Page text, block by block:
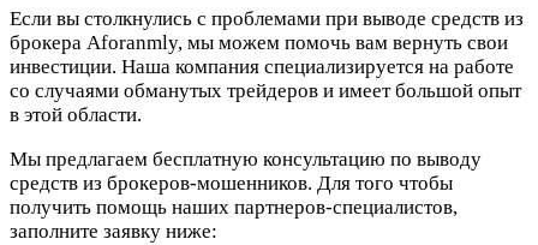
Если вы столкнулись с проблемами при выводе средств из
брокера Aforanmly, мы можем помочь вам вернуть свои
инвестиции. Наша компания специализируется на работе
со случаями обманутых трейдеров и имеет большой опыт
в этой области.
Мы предлагаем бесплатную консультацию по выводу
средств из брокеров-мошенников. Для того чтобы
получить помощь наших партнеров-специалистов,
заполните заявку ниже: